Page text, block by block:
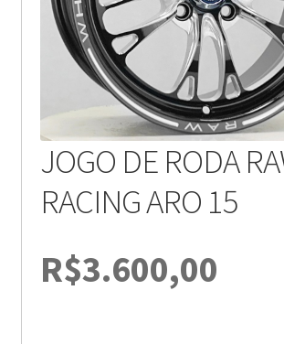
JOGO DE RODA
RACING ARO 15
R$3.600,00